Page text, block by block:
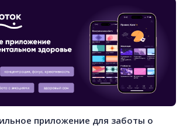
приложение для заботы о